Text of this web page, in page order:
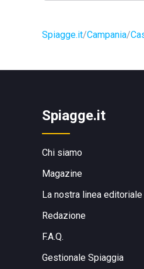
Spiagge.it Campania
Spiagge.it
Chi siamo
Magazine
La nostra linea editoriale
Redazione
F.A.Q.
Gestionale Spiaggia